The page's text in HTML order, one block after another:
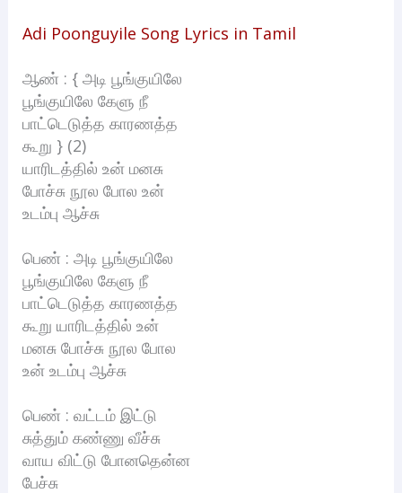
Adi Poonguyile Song Lyrics in Tamil
ஆண் : { அடி பூங்குயிலே
பூங்குயிலே கேளு நீ
பாட்டெடுத்த காரணத்த
கூறு } (2)
யாரிடத்தில் உன் மனசு
போச்சு நூல போல உன்
உடம்பு ஆச்சு
பெண் : அடி பூங்குயிலே
பூங்குயிலே கேளு நீ
பாட்டெடுத்த காரணத்த
கூறு யாரிடத்தில் உன்
மனசு போச்சு நூல போல
உன் உடம்பு ஆச்சு
பெண் : வட்டம் இட்டு
சுத்தும் கண்ணு வீச்சு
வாய விட்டு போனதென்ன
பேச்சு